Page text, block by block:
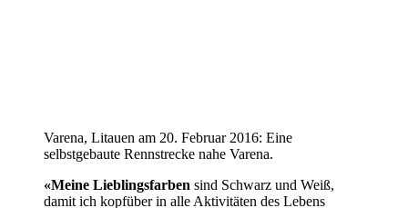
Varena, Litauen am 20. Februar 2016: Eine
selbstgebaute Rennstrecke nahe Varena.
«Meine Lieblingsfarben sind Schwarz und Weiß,
damit ich kopfüber in alle Aktivitäten des Lebens